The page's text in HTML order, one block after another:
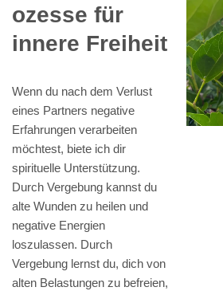
ozesse für
innere Freiheit
Wenn du nach dem Verlust
eines Partners negative
Erfahrungen verarbeiten
möchtest, biete ich dir
spirituelle Unterstützung.
Durch Vergebung kannst du
alte Wunden zu heilen und
negative Energien
loszulassen. Durch
Vergebung lernst du, dich von
alten Belastungen zu befreien,